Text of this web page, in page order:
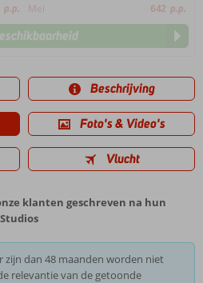
p.p. Mei 642 p.p.
Beschrijving
Foto's & Video's
Vlucht
klanten geschreven na hun
zijn dan 48 maanden worden niet
relevantie van de getoonde